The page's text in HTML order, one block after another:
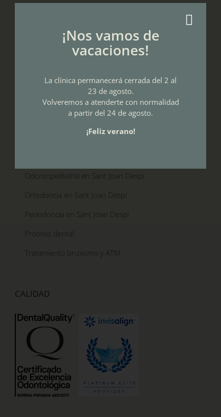
Tratamientos dentales
Blanqueamiento dental en Sant Joan Despí
Estética Dental en Sant Joan Despí
Implantes dentales en Sant Joan Despí
Odontopediatría en Sant Joan Despí
Ortodoncia en Sant Joan Despí
Periodoncia en Sant Joan Despí
Prótesis dental
Tratamiento bruxismo y ATM
CALIDAD
¡Nos vamos de
vacaciones!
La clínica permanecerá cerrada del 2 al
23 de agosto.
Volveremos a atenderte con normalidad
a partir del 24 de agosto.
¡Feliz verano!